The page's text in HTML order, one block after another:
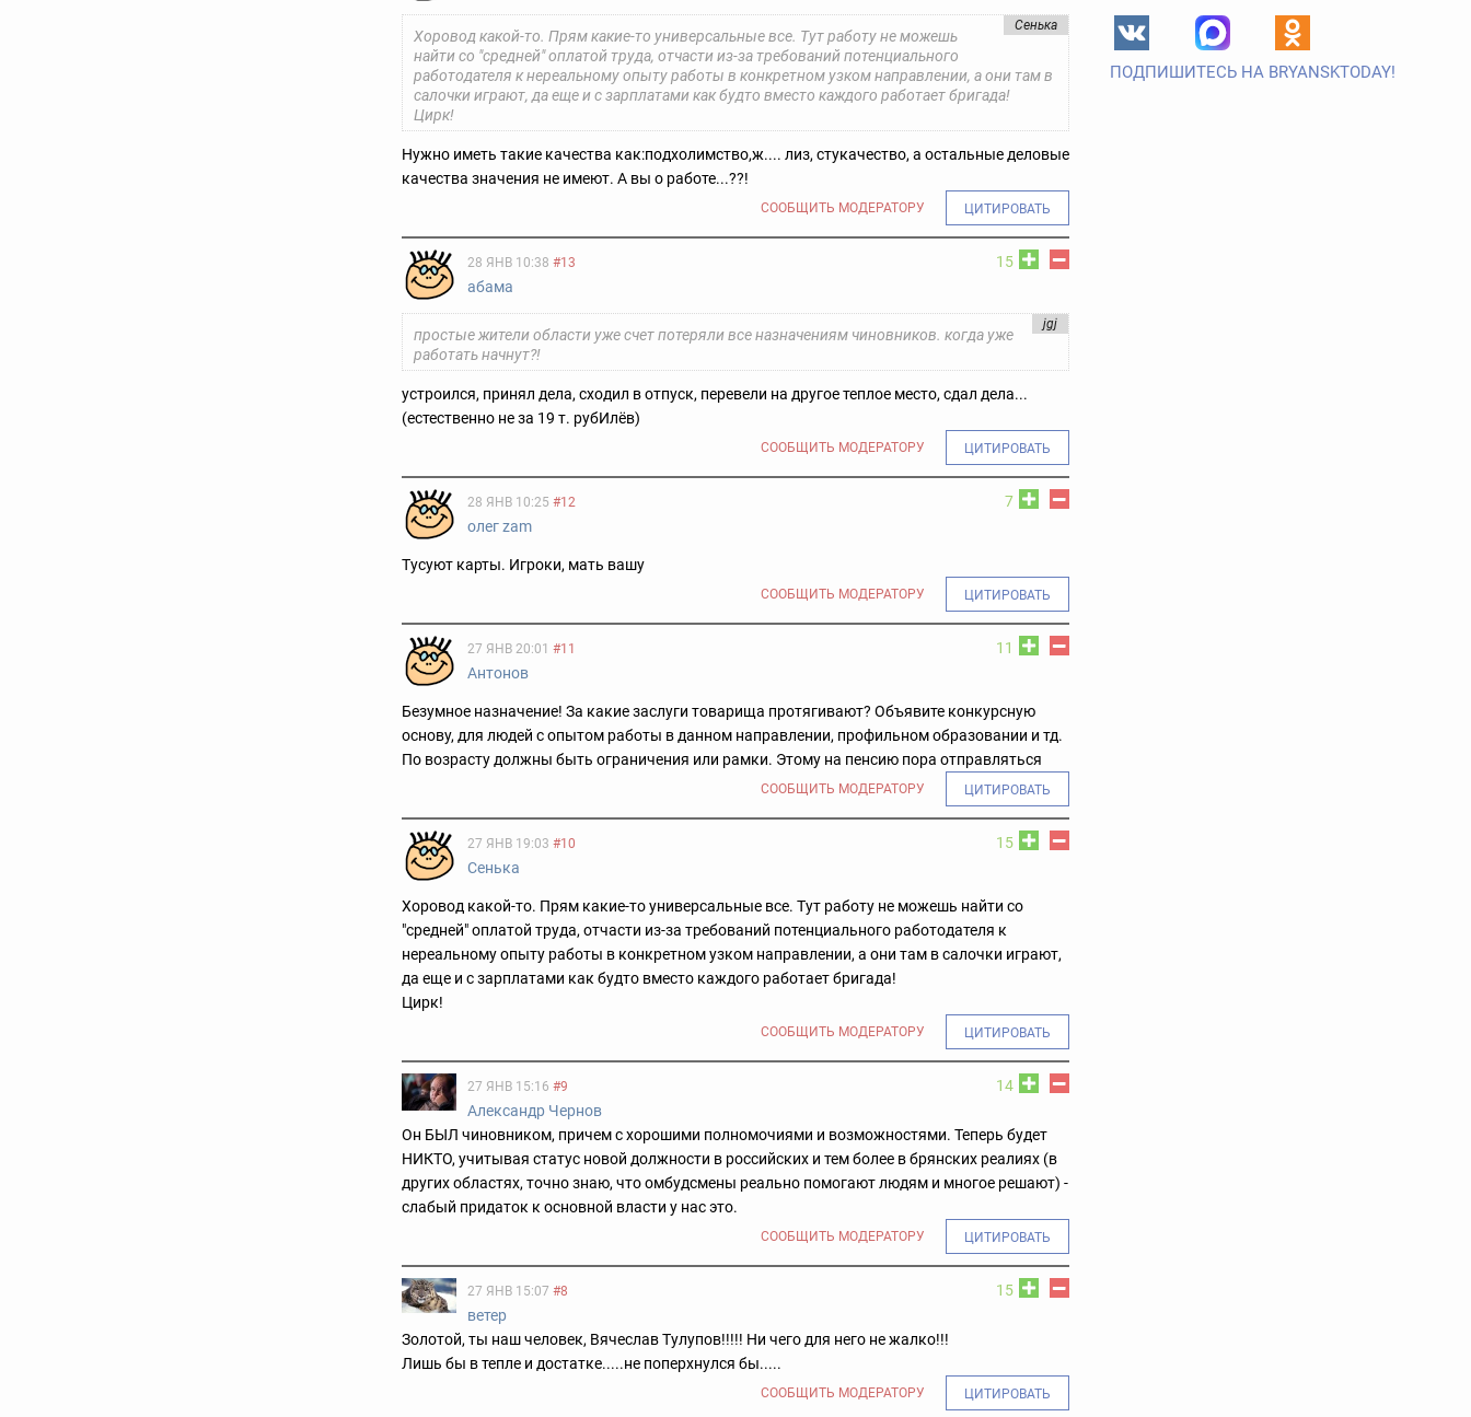
Сенька
Хоровод какой-то. Прям какие-то универсальные все. Тут работу не можешь
найти со "средней" оплатой труда, отчасти из-за требований потенциального
работодателя к нереальному опыту работы в конкретном узком направлении, а они там в
салочки играют, да еще и с зарплатами как будто вместо каждого работает бригада!
Цирк!
Нужно иметь такие качества как:подхолимство,ж.... лиз, стукачество, а остальные деловые
качества значения не имеют. А вы о работе...??!
СООБЩИТЬ МОДЕРАТОРУ ЦИТИРОВАТЬ
15
28 ЯНВ 10:38 #13
абама
jgj
простые жители области уже счет потеряли все назначениям чиновников. когда уже
работать начнут?!
устроился, принял дела, сходил в отпуск, перевели на другое теплое место, сдал дела...
(естественно не за 19 т. рубИлёв)
СООБЩИТЬ МОДЕРАТОРУ ЦИТИРОВАТЬ
7
28 ЯНВ 10:25 #12
олег zam
Тусуют карты. Игроки, мать вашу
СООБЩИТЬ МОДЕРАТОРУ ЦИТИРОВАТЬ
11
27 ЯНВ 20:01 #11
Антонов
Безумное назначение! За какие заслуги товарища протягивают? Объявите конкурсную
основу, для людей с опытом работы в данном направлении, профильном образовании и тд.
По возрасту должны быть ограничения или рамки. Этому на пенсию пора отправляться
СООБЩИТЬ МОДЕРАТОРУ ЦИТИРОВАТЬ
15
27 ЯНВ 19:03 #10
Сенька
Хоровод какой-то. Прям какие-то универсальные все. Тут работу не можешь найти со
"средней" оплатой труда, отчасти из-за требований потенциального работодателя к
нереальному опыту работы в конкретном узком направлении, а они там в салочки играют,
да еще и с зарплатами как будто вместо каждого работает бригада!
Цирк!
СООБЩИТЬ МОДЕРАТОРУ ЦИТИРОВАТЬ
14
27 ЯНВ 15:16 #9
Александр Чернов
Он БЫЛ чиновником, причем с хорошими полномочиями и возможностями. Теперь будет
НИКТО, учитывая статус новой должности в российских и тем более в брянских реалиях (в
других областях, точно знаю, что омбудсмены реально помогают людям и многое решают) -
слабый придаток к основной власти у нас это.
СООБЩИТЬ МОДЕРАТОРУ ЦИТИРОВАТЬ
15
27 ЯНВ 15:07 #8
ветер
Золотой, ты наш человек, Вячеслав Тулупов!!!!! Ни чего для него не жалко!!!
Лишь бы в тепле и достатке.....не поперхнулся бы.....
СООБЩИТЬ МОДЕРАТОРУ ЦИТИРОВАТЬ
ПОДПИШИТЕСЬ НА BRYANSKTODAY!